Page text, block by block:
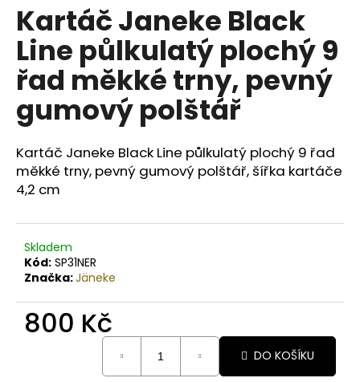
Kartáč Janeke Black
Line půlkulatý plochý 9
řad měkké trny, pevný
gumový polštář
Kartáč Janeke Black Line půlkulatý plochý 9 řad
měkké trny, pevný gumový polštář, šířka kartáče
4,2 cm
Skladem
Kód: SP31NER
Značka:Jäneke
800 Kč
DO KOŠÍKU
p
o
r
u
č
u
j
m
e
SIMONA
BANÁN
ORGANICKÉ
RUČNĚ
VYRÁBĚNÉ
BAMBUCKÉ
MÁSLO